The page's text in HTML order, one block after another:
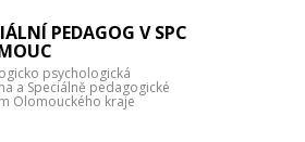
PEDAGOG V SPC
psychologická
a Speciálně pedagogické
Olomouckého kraje